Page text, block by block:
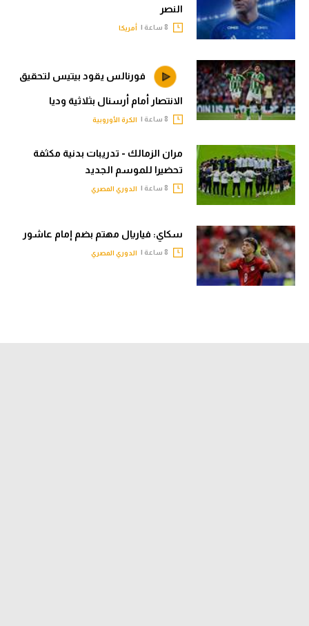
النصر
أمريكا
فورنالس يقود بيتيس لتحقيق
الانتصار أمام أرسنال بثلاثية وديا
الكرة الأوروبية
مران الزمالك - تدريبات بدنية مكثفة
تحضيرا للموسم الجديد
الدوري المصري
سكاي: فياريال مهتم بضم إمام عاشور
الدوري المصري